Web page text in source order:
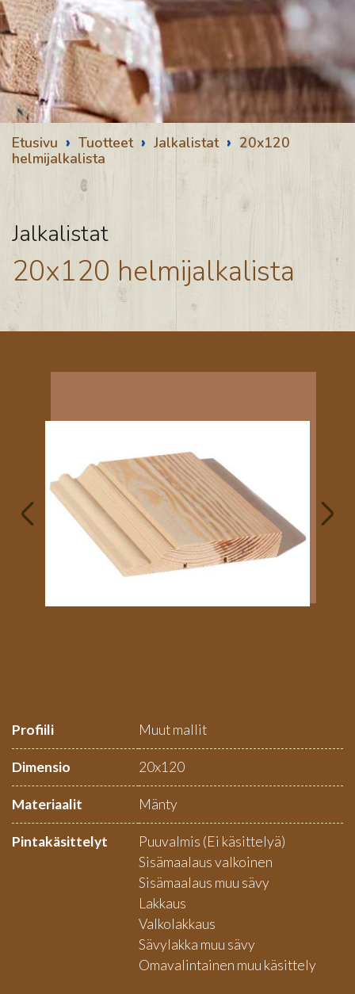
Etusivu › Tuotteet › Jalkalistat › 20x120
helmijalkalista
Jalkalistat
20x120 helmijalkalista
Profiili Muut mallit
Dimensio 20x120
Materiaalit Mänty
Pintakäsittelyt
Puuvalmis (Ei käsittelyä)
Sisämaalaus valkoinen
Sisämaalaus muu sävy
Lakkaus
Valkolakkaus
Sävylakka muu sävy
Omavalintainen muu käsittely